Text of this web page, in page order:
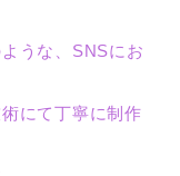
うな、SNSにお
にて丁寧に制作